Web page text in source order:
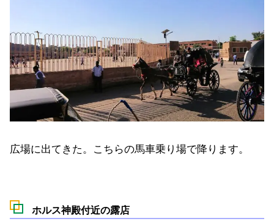
広場に出てきた。こちらの馬車乗り場で降ります。
ホルス神殿付近の露店